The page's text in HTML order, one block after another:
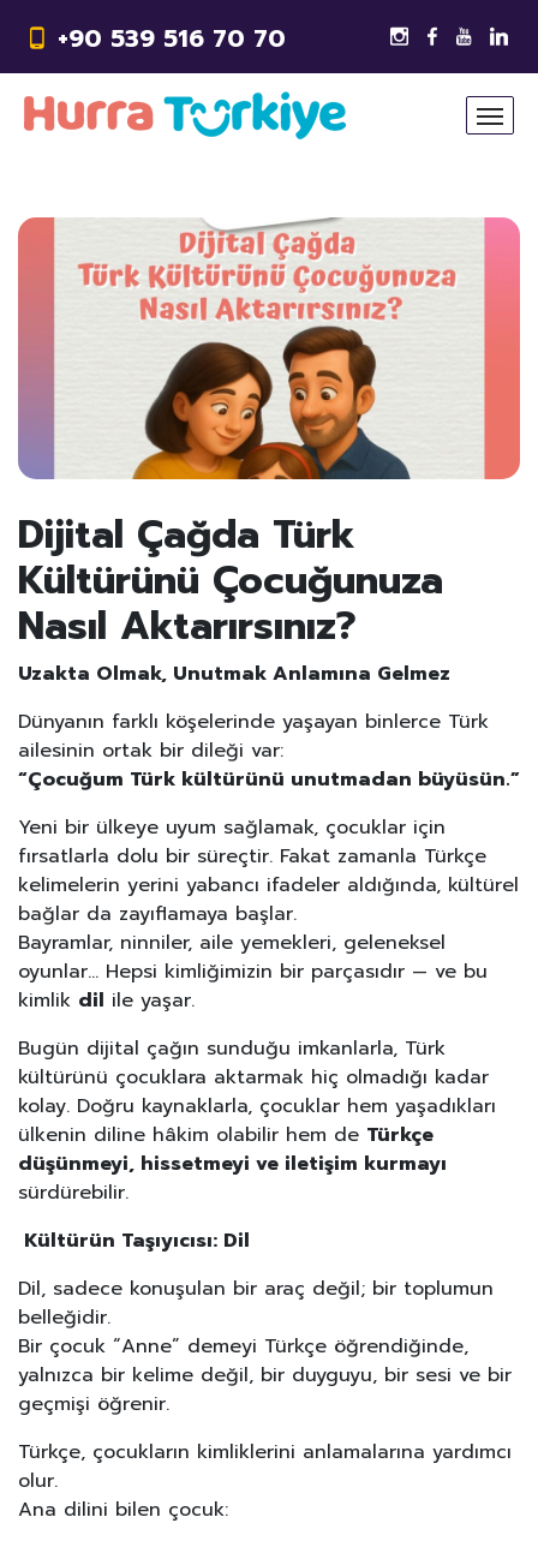
+90 539 516 70 70
Dijital Çağda Türk
Kültürünü Çocuğunuza
Nasıl Aktarırsınız?
Uzakta Olmak, Unutmak Anlamına Gelmez
Dünyanın farklı köşelerinde yaşayan binlerce Türk
ailesinin ortak bir dileği var:
“Çocuğum Türk kültürünü unutmadan büyüsün.”
Yeni bir ülkeye uyum sağlamak, çocuklar için
fırsatlarla dolu bir süreçtir. Fakat zamanla Türkçe
kelimelerin yerini yabancı ifadeler aldığında, kültürel
bağlar da zayıflamaya başlar.
Bayramlar, ninniler, aile yemekleri, geleneksel
oyunlar… Hepsi kimliğimizin bir parçasıdır — ve bu
kimlik dil ile yaşar.
Bugün dijital çağın sunduğu imkanlarla, Türk
kültürünü çocuklara aktarmak hiç olmadığı kadar
kolay. Doğru kaynaklarla, çocuklar hem yaşadıkları
ülkenin diline hâkim olabilir hem de Türkçe
düşünmeyi, hissetmeyi ve iletişim kurmayı
sürdürebilir.
Kültürün Taşıyıcısı: Dil
Dil, sadece konuşulan bir araç değil; bir toplumun
belleğidir.
Bir çocuk “Anne” demeyi Türkçe öğrendiğinde,
yalnızca bir kelime değil, bir duyguyu, bir sesi ve bir
geçmişi öğrenir.
Türkçe, çocukların kimliklerini anlamalarına yardımcı
olur.
Ana dilini bilen çocuk: